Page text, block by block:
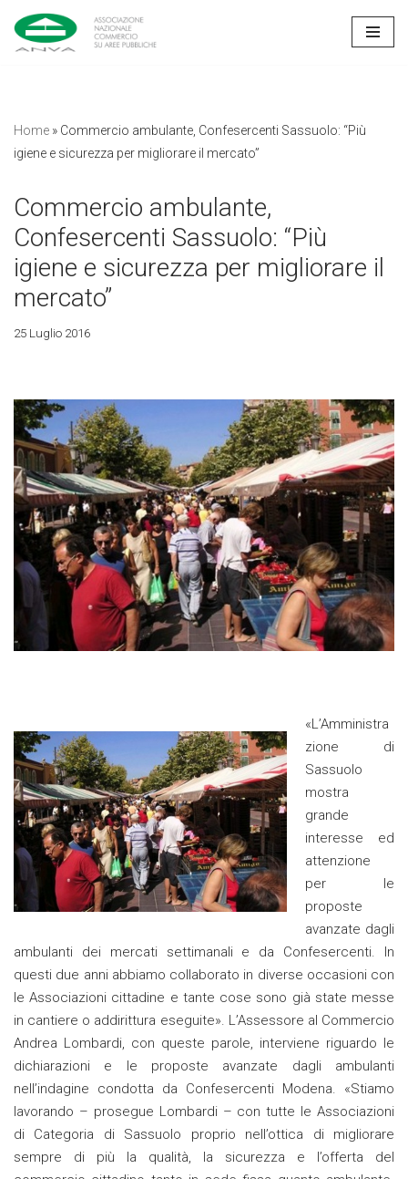
Vai
Home » Commercio ambulante, Confesercenti Sassuolo: “Più
igiene e sicurezza per migliorare il mercato”
Commercio ambulante,
Confesercenti Sassuolo: “Più
igiene e sicurezza per migliorare il
mercato”
25 Luglio 2016
«L’Amministra
zione di
Sassuolo
mostra
grande
interesse ed
attenzione
per le
proposte
avanzate dagli
ambulanti dei mercati settimanali e da Confesercenti. In
questi due anni abbiamo collaborato in diverse occasioni con
le Associazioni cittadine e tante cose sono già state messe
in cantiere o addirittura eseguite». L’Assessore al Commercio
Andrea Lombardi, con queste parole, interviene riguardo le
dichiarazioni e le proposte avanzate dagli ambulanti
nell’indagine condotta da Confesercenti Modena. «Stiamo
lavorando – prosegue Lombardi – con tutte le Associazioni
di Categoria di Sassuolo proprio nell’ottica di migliorare
sempre di più la qualità, la sicurezza e l’offerta del